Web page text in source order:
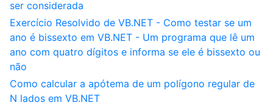
ser considerada
Exercício Resolvido de VB.NET - Como testar se um
ano é bissexto em VB.NET - Um programa que lê um
ano com quatro dígitos e informa se ele é bissexto ou
não
Como calcular a apótema de um polígono regular de
N lados em VB.NET